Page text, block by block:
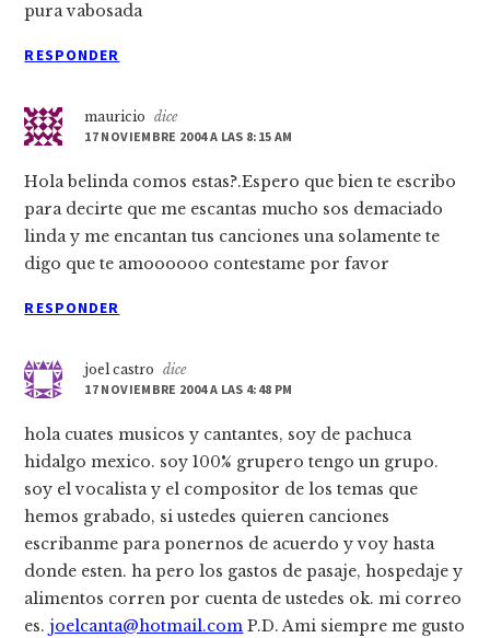
pura vabosada
RESPONDER
mauricio
dice
17 NOVIEMBRE 2004 A LAS 8:15 AM
Hola belinda comos estas?.Espero que bien te escribo
para decirte que me escantas mucho sos demaciado
linda y me encantan tus canciones una solamente te
digo que te amoooooo contestame por favor
RESPONDER
joel castro
dice
17 NOVIEMBRE 2004 A LAS 4:48 PM
hola cuates musicos y cantantes, soy de pachuca
hidalgo mexico. soy 100% grupero tengo un grupo.
soy el vocalista y el compositor de los temas que
hemos grabado, si ustedes quieren canciones
escribanme para ponernos de acuerdo y voy hasta
donde esten. ha pero los gastos de pasaje, hospedaje y
alimentos corren por cuenta de ustedes ok. mi correo
es.joelcanta@hotmail.com P.D. Ami siempre me gusto